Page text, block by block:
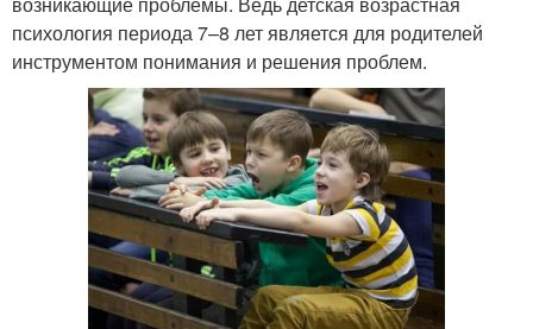
психология периода 7–8 лет является для родителей
инструментом понимания и решения проблем.